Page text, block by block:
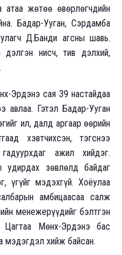
жөтөө өвөрлөгчдийн
Бадар-Ууган, Сэрдамба
Д.Банди агсны шавь.
нисч, тив дэлхий,
Эрдэнэ сая 39 настайдаа
авлаа. Гэтэл Бадар-Ууган
ил, далд аргаар өөрийн
хэвтчихсэн, тэгснээ
ажил хийдэг.
зөвлөлд байдаг
үгүйг мэдэхгүй. Хоёулаа
амбицаасаа салж
менежерүүдийг бэлтгэн
Цагтаа Мөнх-Эрдэнэ бас
мэдэгдэл хийж байсан.